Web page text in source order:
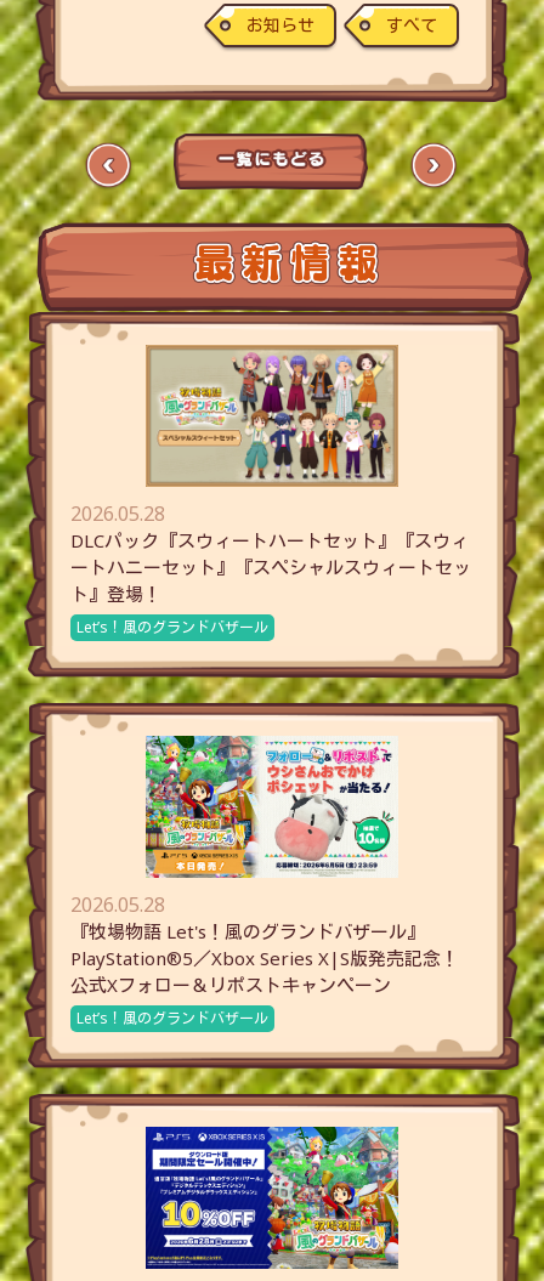
お知らせ すべて
2026.05.28
DLCパック『スウィートハートセット』『スウィ
ートハニーセット』『スペシャルスウィートセッ
ト』登場！
Let’s！風のグランドバザール
2026.05.28
『牧場物語 Let's！風のグランドバザール』
PlayStation®5／Xbox Series X|S版発売記念！
公式Xフォロー＆リポストキャンペーン
Let’s！風のグランドバザール